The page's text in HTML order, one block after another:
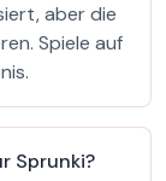
aber die
Spiele auf
Sprunki?